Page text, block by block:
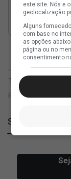
SuperVasco
este site. Nós e
geolocalização
Alguns
com base no
as opções
página ou no
consentimento